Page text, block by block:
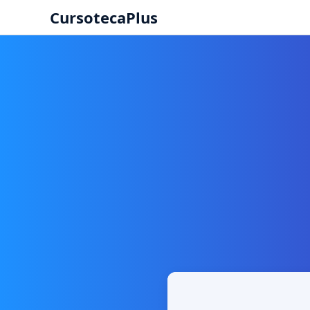
CursotecaPlus